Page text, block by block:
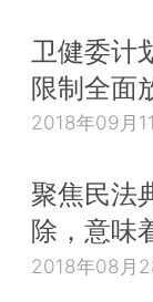
卫健委计
限制全面
2018年09月
聚焦民法
除，意味
2018年08月